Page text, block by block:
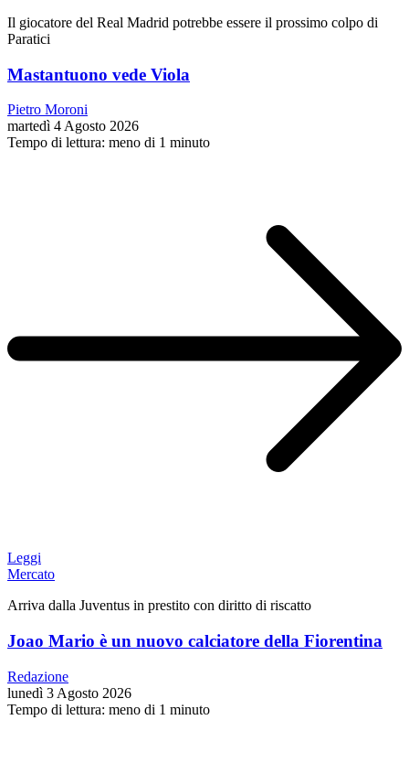
Il giocatore del Real Madrid potrebbe essere il prossimo colpo di
Paratici
Mastantuono vede Viola
Pietro Moroni
martedì 4 Agosto 2026
Tempo di lettura: meno di 1 minuto
Leggi
Mercato
Arriva dalla Juventus in prestito con diritto di riscatto
Joao Mario è un nuovo calciatore della Fiorentina
Redazione
lunedì 3 Agosto 2026
Tempo di lettura: meno di 1 minuto